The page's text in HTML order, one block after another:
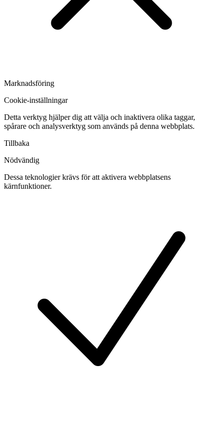
Marknadsföring
Cookie-inställningar
Detta verktyg hjälper dig att välja och inaktivera olika taggar,
spårare och analysverktyg som används på denna webbplats.
Tillbaka
Nödvändig
Dessa teknologier krävs för att aktivera webbplatsens
kärnfunktioner.